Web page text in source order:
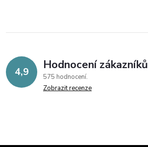
4,9 Hodnocení zákazníků
575 hodnocení
Zobrazit recenze